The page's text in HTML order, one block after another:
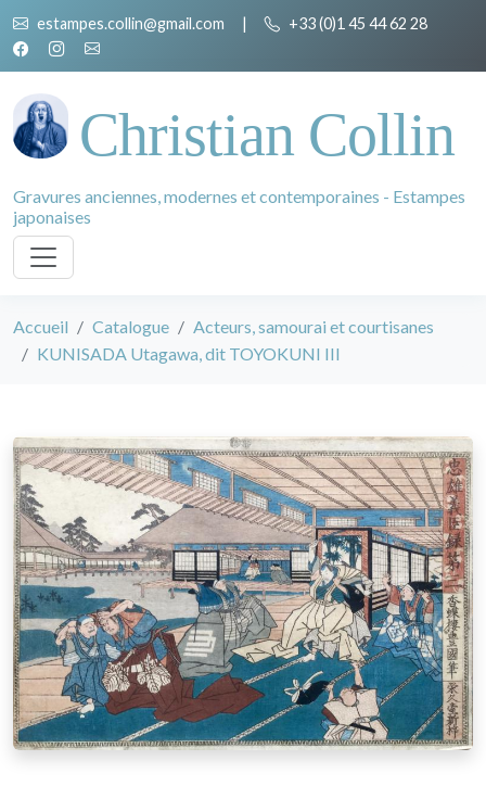
estampes.collin@gmail.com | +33 (0)1 45 44 62 28
Christian Collin
Gravures anciennes, modernes et contemporaines - Estampes
japonaises
Accueil Catalogue
Acteurs, samourai et courtisanes
KUNISADA Utagawa, dit TOYOKUNI III